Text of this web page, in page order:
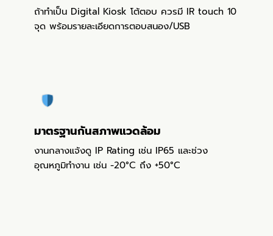
ถ้าทำเป็น Digital Kiosk โต้ตอบ ควรมี IR touch 10
จุด พร้อมรายละเอียดการตอบสนอง/USB
มาตรฐานกันสภาพแวดล้อม
งานกลางแจ้งดู IP Rating เช่น IP65 และช่วง
อุณหภูมิทำงาน เช่น -20°C ถึง +50°C